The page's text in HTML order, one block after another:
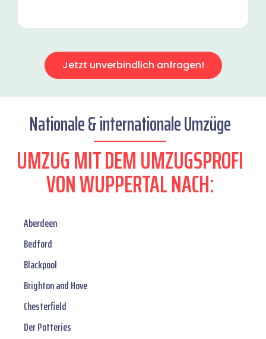
Jetzt unverbindlich anfragen!
Nationale & internationale Umzüge
UMZUG MIT DEM UMZUGSPROFI
VON WUPPERTAL NACH:
Aberdeen
Bedford
Blackpool
Brighton and Hove
Chesterfield
Der Potteries